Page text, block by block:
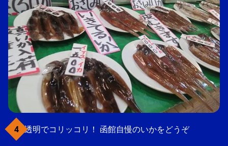
透明でコリッコリ！ 函館自慢のいかをどうぞ